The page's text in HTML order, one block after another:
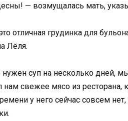
— возмущалась мать,
отличная грудинка для
Лёля.
суп на несколько дней,
нам свежее мясо из ресторана,
у него сейчас совсем